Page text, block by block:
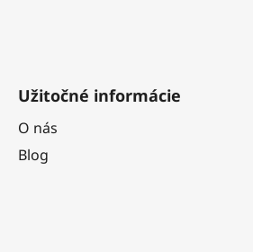
Užitočné informácie
O nás
Blog